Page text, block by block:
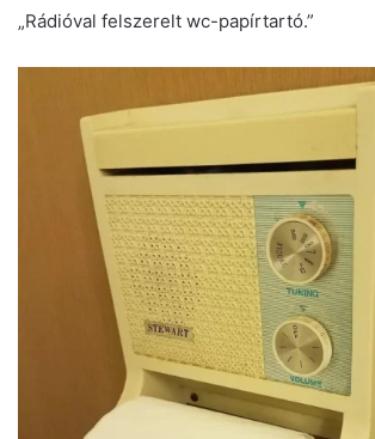
„Rádióval felszerelt wc-papírtartó.”